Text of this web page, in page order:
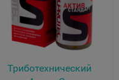
Триботехнический